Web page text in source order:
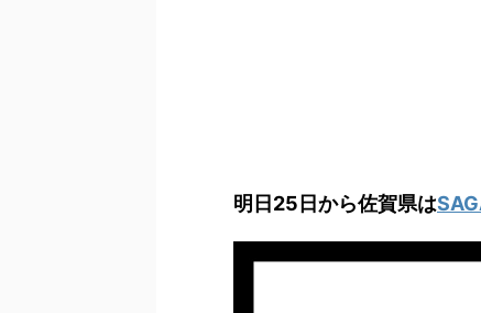
明日25日から佐賀県は